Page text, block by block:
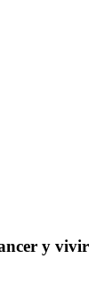
y vivir